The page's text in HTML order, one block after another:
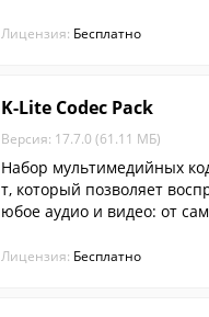
Лицензия: Бесплатно
K-Lite Codec Pack
Версия: 17.7.0 (61.11 МБ)
Набор мультимедийных
т, который позволяет
юбое аудио и видео: от
Лицензия: Бесплатно